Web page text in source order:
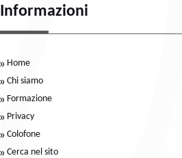
Informazioni
Home
Chi siamo
Formazione
Privacy
Colofone
Cerca nel sito